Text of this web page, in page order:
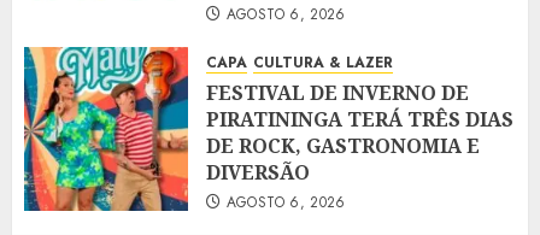
AGOSTO 6, 2026
CAPA CULTURA & LAZER
FESTIVAL DE INVERNO DE
PIRATININGA TERÁ TRÊS DIAS
DE ROCK, GASTRONOMIA E
DIVERSÃO
AGOSTO 6, 2026